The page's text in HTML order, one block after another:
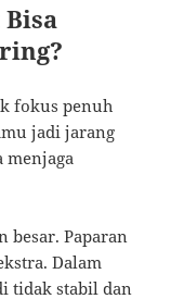
fokus penuh
jadi jarang
menjaga
besar. Paparan
Dalam
tidak stabil dan